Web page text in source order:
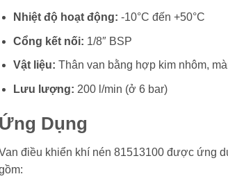
Nhiệt độ hoạt động: -10°C đến +50°C
Cổng kết nối: 1/8″ BSP
Vật liệu: Thân van bằng hợp kim nhôm,
Lưu lượng: 200 l/min (ở 6 bar)
Ứng Dụng
điều khiển khí nén 81513100 được ứng